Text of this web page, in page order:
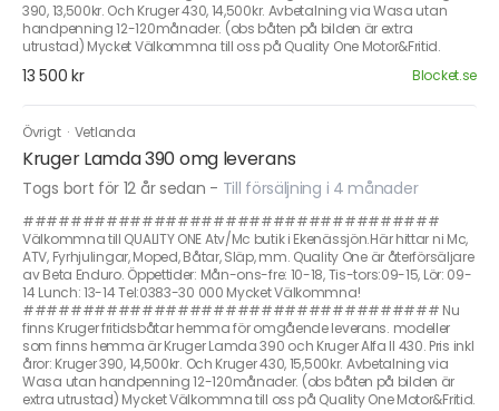
390, 13,500kr. Och Kruger 430, 14,500kr. Avbetalning via Wasa utan
handpenning 12-120månader. (obs båten på bilden är extra
utrustad) Mycket Välkommna till oss på Quality One Motor&Fritid.
13 500 kr Blocket.se
Övrigt · Vetlanda
Kruger Lamda 390 omg leverans
Togs bort för 12 år sedan - Till försäljning i 4 månader
###################################
Välkommna till QUALITY ONE Atv/Mc butik i Ekenässjön.Här hittar ni Mc,
ATV, Fyrhjulingar, Moped, Båtar, Släp, mm. Quality One är återförsäljare
av Beta Enduro. Öppettider: Mån-ons-fre: 10-18, Tis-tors:09-15, Lör: 09-
14 Lunch: 13-14 Tel:0383-30 000 Mycket Välkommna!
################################### Nu
finns Kruger fritidsbåtar hemma för omgående leverans. modeller
som finns hemma är Kruger Lamda 390 och Kruger Alfa II 430. Pris inkl
åror: Kruger 390, 14,500kr. Och Kruger 430, 15,500kr. Avbetalning via
Wasa utan handpenning 12-120månader. (obs båten på bilden är
extra utrustad) Mycket Välkommna till oss på Quality One Motor&Fritid.